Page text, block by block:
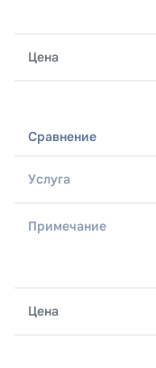
Цена
Сравнение